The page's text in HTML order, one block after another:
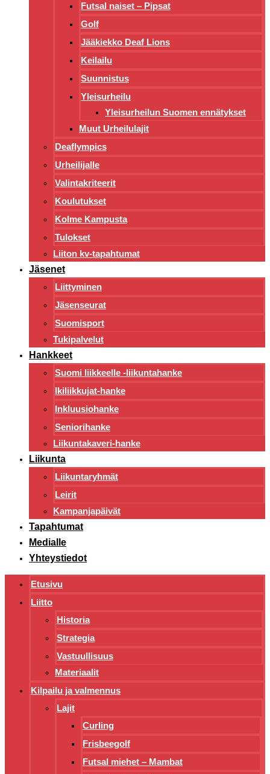
Futsal naiset – Pipsat
Golf
Jääkiekko Deaf Lions
Keilailu
Suunnistus
Yleisurheilu
Yleisurheilun Suomen ennätykset
Muut Urheilulajit
Deaflympics
Urheilijalle
Valintakriteerit
Koulutukset
Kolme Kampusta
Tulokset
Liiton kv-tapahtumat
Jäsenet
Liittyminen
Jäsenseurat
Suomisport
Tukipalvelut
Hankkeet
Suomi liikkeelle -liikuntahanke
Ikiliikkujat-hanke
Inkluusiohanke
Seniorihanke
Liikuntakaveri-hanke
Liikunta
Liikuntaryhmät
Leirit
Kampanjapäivät
Tapahtumat
Medialle
Yhteystiedot
Etusivu
Liitto
Historia
Strategia
Vastuullisuus
Materiaalit
Kilpailu ja valmennus
Lajit
Curling
Frisbeegolf
Futsal miehet – Mambat